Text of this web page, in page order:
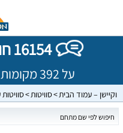
16154 חוות דעת מאומתות!
על 392 מקומות אירוח שונים בישראל
וקיישן – עמוד הבית סוויטות